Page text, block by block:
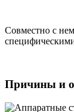
Совместно с
Причины и